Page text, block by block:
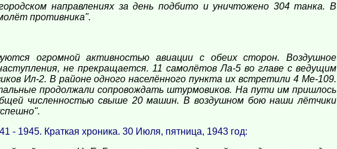
направлениях за день подбито и уничтожено 304 танка. В
противника".
огромной активностью авиации с обеих сторон. Воздушное
не прекращается. 11 самолётов Ла-5 во главе с ведущим
Ил-2. В районе одного населённого пункта их встретили 4 Ме-109.
продолжали сопровождать штурмовиков. На пути им пришлось
численностью свыше 20 машин. В воздушном бою наши лётчики
- 1945. Краткая хроника. 30 Июля, пятница, 1943 год: